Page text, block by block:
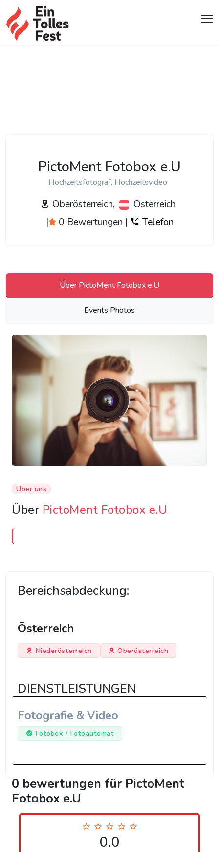
PictoMent Fotobox e.U
Hochzeitsfotograf, Hochzeitsvideo
Oberösterreich,
Österreich
|
0 Bewertungen | Telefon
Über PictoMent Fotobox e.U
Events Photos
Über uns
Über PictoMent Fotobox e.U
Bereichsabdeckung:
Österreich
Niederösterreich Oberösterreich
DIENSTLEISTUNGEN
Fotografie & Video
Fotobox / Fotoautomat
0 bewertungen für PictoMent
Fotobox e.U
0.0